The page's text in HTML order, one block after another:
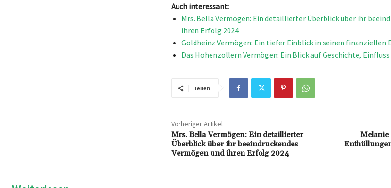
Auch interessant:
Mrs. Bella Vermögen: Ein detaillierter Überblick über ihr
ihren Erfolg 2024
Goldheinz Vermögen: Ein tiefer Einblick in seinen finanziellen
Das Hohenzollern Vermögen: Ein Blick auf Geschichte,
Teilen
Vorheriger Artikel
Mrs. Bella Vermögen: Ein detaillierter
Überblick über ihr beeindruckendes
Vermögen und ihren Erfolg 2024
Melanie